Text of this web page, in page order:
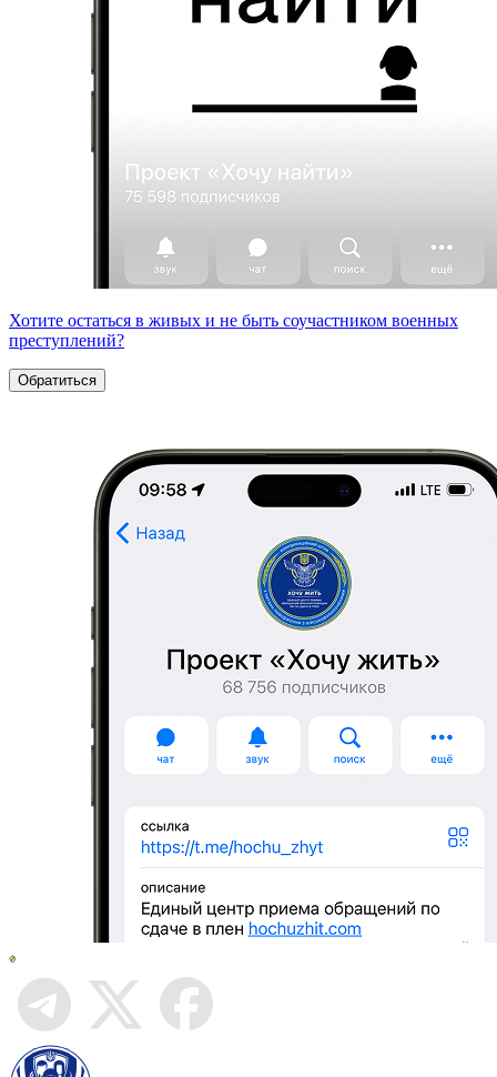
Хотите остаться в живых и не быть соучастником военных
преступлений?
Обратиться